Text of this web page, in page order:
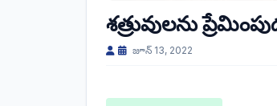
శత్రువులను
జూన్ 13, 2022